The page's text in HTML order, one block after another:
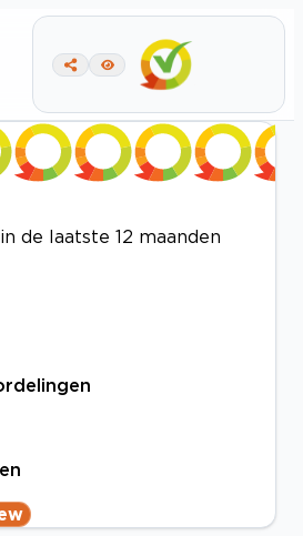
de laatste 12 maanden